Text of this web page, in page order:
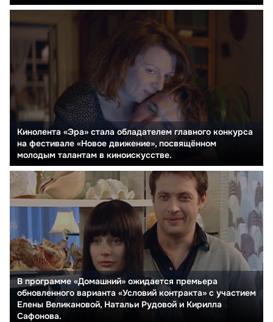
Кинолента «Эра» стала обладателем главного конкурса
на фестивале «Новое движение», посвящённом
молодым талантам в киноискусстве.
В программе «Домашний» ожидается премьера
обновленного варианта «Условий контракта» с участием
Елены Великановой, Натальи Рудовой и Кирилла
Сафонова.